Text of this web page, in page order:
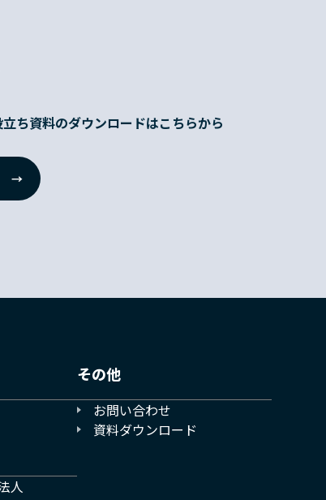
ち資料のダウンロードはこちらから
人
その他
お問い合わせ
資料ダウンロード